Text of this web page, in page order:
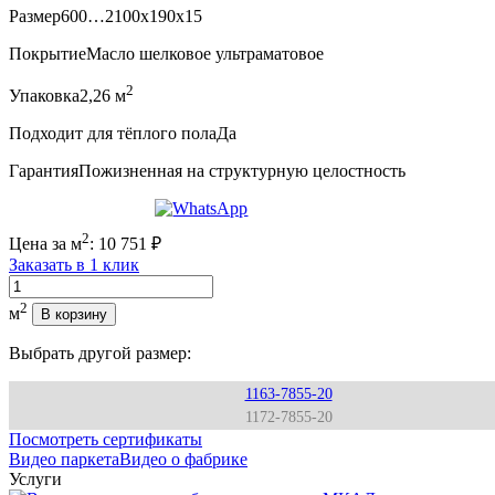
Размер600…2100x190x15
ПокрытиеМасло шелковое ультраматовое
Упаковка2,26 м2
Подходит для тёплого полаДа
ГарантияПожизненная на структурную целостность
Цена за м2: 10 751 ₽
Заказать в 1 клик
Количество
м2 В корзину
Выбрать другой размер:
1163-7855-20
1172-7855-20
Посмотреть сертификаты
Видео паркетаВидео о фабрике
Услуги